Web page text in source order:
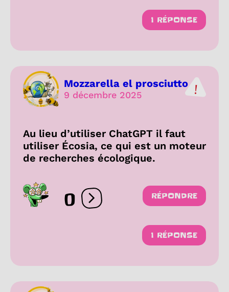
1 RÉPONSE
Mozzarella el prosciutto
9 décembre 2025
Au lieu d’utiliser ChatGPT il faut
utiliser Écosia, ce qui est un moteur
de recherches écologique.
0 Ouvrir les réactions
RÉPONDRE
1 RÉPONSE